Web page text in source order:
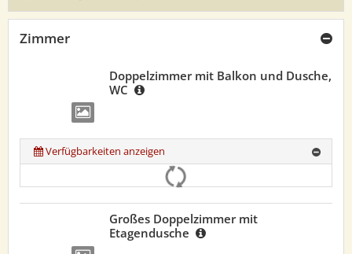
Zimmer
Doppelzimmer mit Balkon und Dusche,
WC
Verfügbarkeiten anzeigen
Großes Doppelzimmer mit
Etagendusche